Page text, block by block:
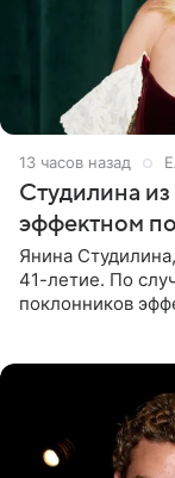
13 часов назад
Студилина из
эффектном
Янина
41-летие. По
поклонников